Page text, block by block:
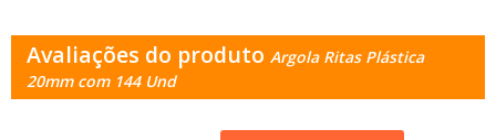
Avaliações do produto Argola Ritas Plástica
20mm com 144 Und